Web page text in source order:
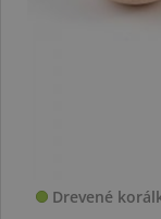
Drevené